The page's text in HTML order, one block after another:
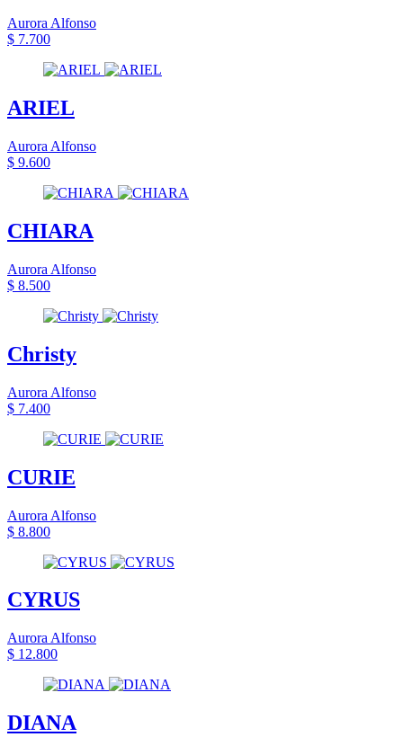
Aurora Alfonso
$ 7.700
ARIEL
Aurora Alfonso
$ 9.600
CHIARA
Aurora Alfonso
$ 8.500
Christy
Aurora Alfonso
$ 7.400
CURIE
Aurora Alfonso
$ 8.800
CYRUS
Aurora Alfonso
$ 12.800
DIANA